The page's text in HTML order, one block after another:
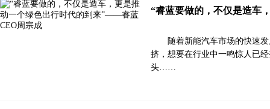
“睿蓝要做的，不仅是造车
随着新能汽车市场的快速
挤，想要在行业中一鸣惊人已
头……